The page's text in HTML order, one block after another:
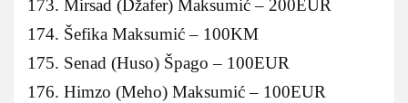
173. Mirsad (Džafer) Maksumić – 200EUR
174. Šefika Maksumić – 100KM
175. Senad (Huso) Špago – 100EUR
176. Himzo (Meho) Maksumić – 100EUR